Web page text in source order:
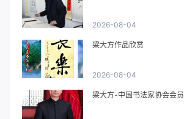
2026-08-04
梁大方作品欣赏
2026-08-04
梁大方-中国书法家协会会员